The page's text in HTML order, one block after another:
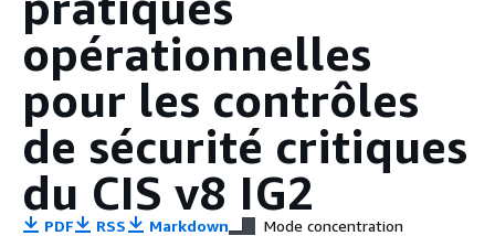
opérationnelles
pour les contrôles
de sécurité critiques
du CIS v8 IG2
PDF RSS Markdown Mode concentration